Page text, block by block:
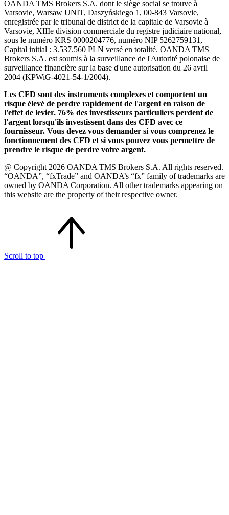
OANDA TMS Brokers S.A. dont le siège social se trouve à
Varsovie, Warsaw UNIT, Daszyńskiego 1, 00-843 Varsovie,
enregistrée par le tribunal de district de la capitale de Varsovie à
Varsovie, XIIIe division commerciale du registre judiciaire national,
sous le numéro KRS 0000204776, numéro NIP 5262759131,
Capital initial : 3.537.560 PLN versé en totalité. OANDA TMS
Brokers S.A. est soumis à la surveillance de l'Autorité polonaise de
surveillance financière sur la base d'une autorisation du 26 avril
2004 (KPWiG-4021-54-1/2004).
Les CFD sont des instruments complexes et comportent un
risque élevé de perdre rapidement de l'argent en raison de
l'effet de levier. 76% des investisseurs particuliers perdent de
l'argent lorsqu'ils investissent dans des CFD avec ce
fournisseur. Vous devez vous demander si vous comprenez le
fonctionnement des CFD et si vous pouvez vous permettre de
prendre le risque de perdre votre argent.
@ Copyright 2026 OANDA TMS Brokers S.A. All rights reserved.
“OANDA”, “fxTrade” and OANDA’s “fx” family of trademarks are
owned by OANDA Corporation. All other trademarks appearing on
this website are the property of their respective owner.
Scroll to top